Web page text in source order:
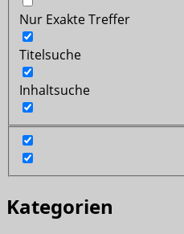
Nur Exakte Treffer
Titelsuche
Inhaltsuche
Kategorien